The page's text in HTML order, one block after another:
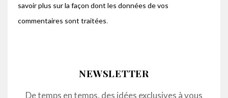
savoir plus sur la façon dont les données de vos
commentaires sont traitées.
NEWSLETTER
De temps en temps, des idées exclusives à vous